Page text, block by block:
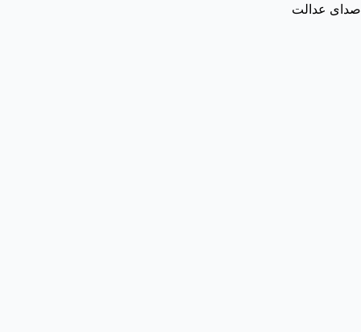
صدای عدالت